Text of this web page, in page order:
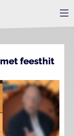
feesthit